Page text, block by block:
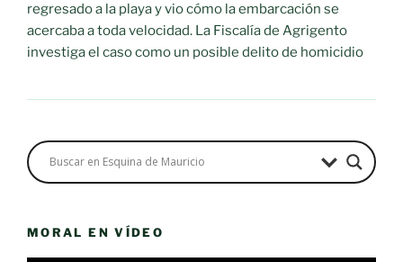
regresado a la playa y vio cómo la embarcación se
acercaba a toda velocidad. La Fiscalía de Agrigento
investiga el caso como un posible delito de homicidio
MORAL EN VÍDEO